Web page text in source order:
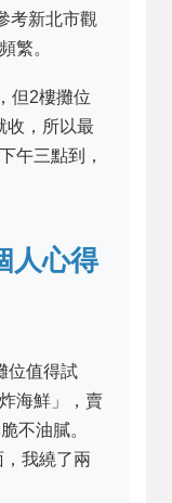
考新北市觀
繁。
但2樓攤位
收，所以最
午三點到，
人心得
位值得試
海鮮」，賣
不油膩。
我繞了兩